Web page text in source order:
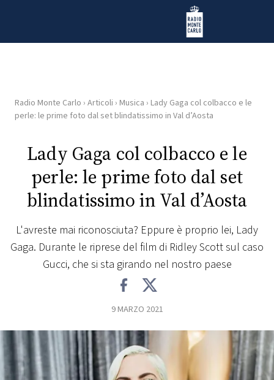
Radio Monte Carlo
HOME
RADIO
WEB
RADIO
PLAYLIST
NEWS
CONCORSI
EVENTI
Radio Monte Carlo › Articoli › Musica › Lady Gaga col colbacco e le
perle: le prime foto dal set blindatissimo in Val d’Aosta
Lady Gaga col colbacco e le
perle: le prime foto dal set
blindatissimo in Val d’Aosta
L'avreste mai riconosciuta? Eppure è proprio lei, Lady
Gaga. Durante le riprese del film di Ridley Scott sul caso
Gucci, che si sta girando nel nostro paese
9 MARZO 2021